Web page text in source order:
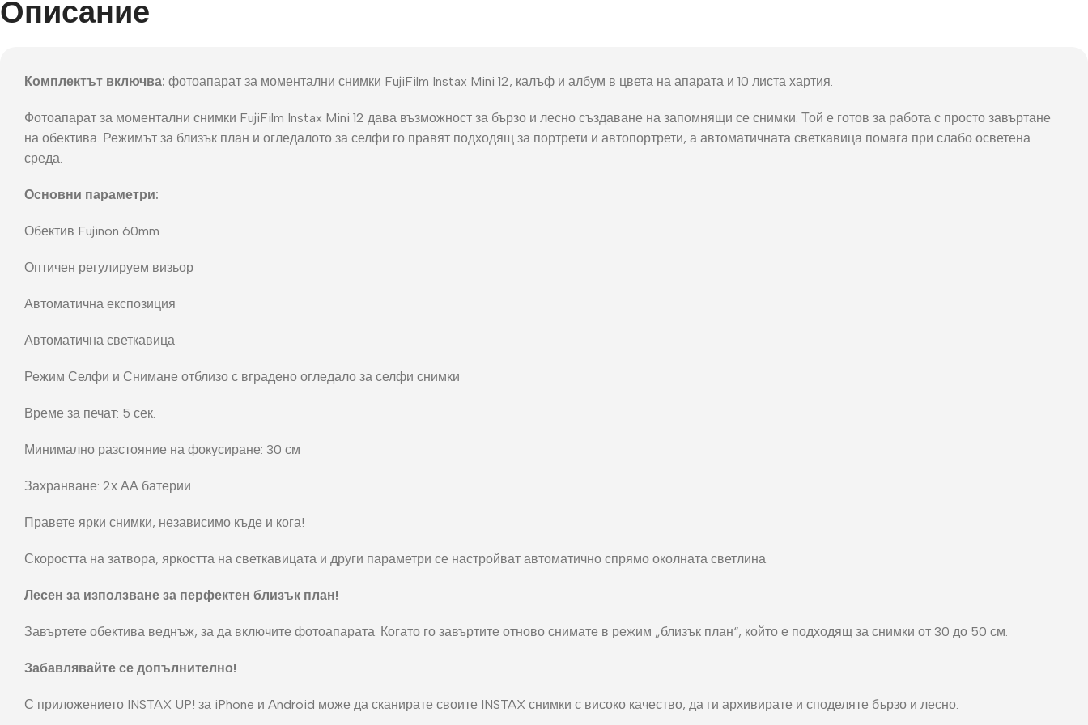
Ключодържатели
Други
Описание
Комплектът включва: фотоапарат за моментални снимки FujiFilm Instax Mini 12, калъф и албум в цвета на апарата и 10 листа хартия.
Фотоапарат за моментални снимки FujiFilm Instax Mini 12 дава възможност за бързо и лесно създаване на запомнящи се снимки. Той е готов за работа с просто завъртане
на обектива. Режимът за близък план и огледалото за селфи го правят подходящ за портрети и автопортрети, а автоматичната светкавица помага при слабо осветена
среда.
Основни параметри:
Обектив Fujinon 60mm
Оптичен регулируем визьор
Автоматична експозиция
Автоматична светкавица
Режим Селфи и Снимане отблизо с вградено огледало за селфи снимки
Време за печат: 5 сек.
Минимално разстояние на фокусиране: 30 см
Захранване: 2х АА батерии
Правете ярки снимки, независимо къде и кога!
Скоростта на затвора, яркостта на светкавицата и други параметри се настройват автоматично спрямо околната светлина.
Лесен за използване за перфектен близък план!
Завъртете обектива веднъж, за да включите фотоапарата. Когато го завъртите отново снимате в режим „близък план“, който е подходящ за снимки от 30 до 50 см.
Забавлявайте се допълнително!
С приложението INSTAX UP! за iPhone и Android може да сканирате своите INSTAX снимки с високо качество, да ги архивирате и споделяте бързо и лесно.